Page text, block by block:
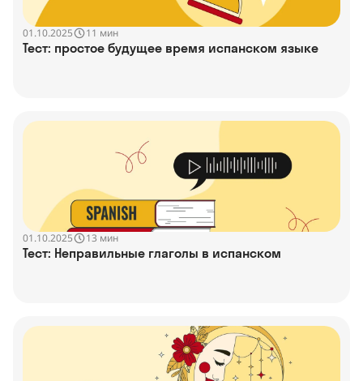
01.10.2025 11 мин
Тест: простое будущее время испанском языке
01.10.2025 13 мин
Тест: Неправильные глаголы в испанском